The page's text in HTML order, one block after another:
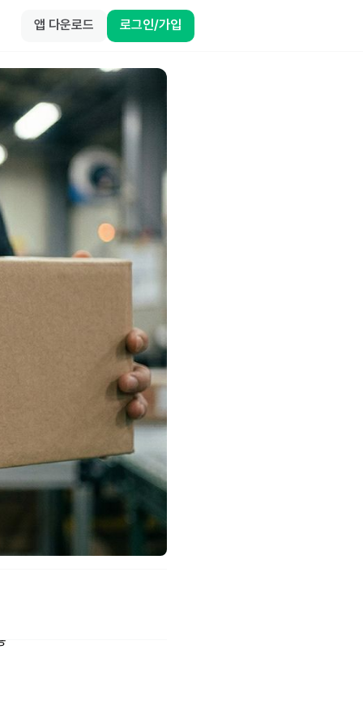
앱 다운로드 로그인/가입